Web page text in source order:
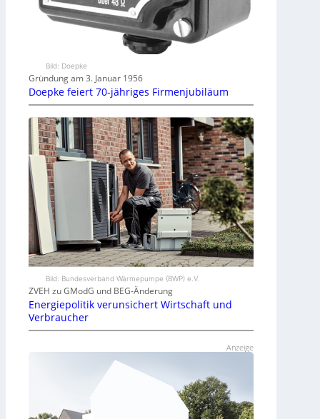
Bild: Doepke
Gründung am 3. Januar 1956
Doepke feiert 70-jähriges Firmenjubiläum
Bild: Bundesverband Wärmepumpe (BWP) e.V.
ZVEH zu GModG und BEG-Änderung
Energiepolitik verunsichert Wirtschaft und
Verbraucher
Anzeige